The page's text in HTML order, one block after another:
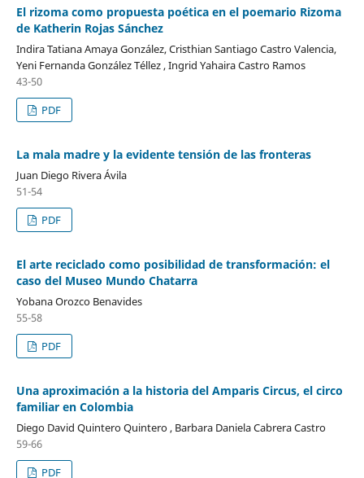
El rizoma como propuesta poética en el poemario Rizoma
de Katherin Rojas Sánchez
Indira Tatiana Amaya González, Cristhian Santiago Castro Valencia,
Yeni Fernanda González Téllez , Ingrid Yahaira Castro Ramos
43-50
PDF
La mala madre y la evidente tensión de las fronteras
Juan Diego Rivera Ávila
51-54
PDF
El arte reciclado como posibilidad de transformación: el
caso del Museo Mundo Chatarra
Yobana Orozco Benavides
55-58
PDF
Una aproximación a la historia del Amparis Circus, el circo
familiar en Colombia
Diego David Quintero Quintero , Barbara Daniela Cabrera Castro
59-66
PDF